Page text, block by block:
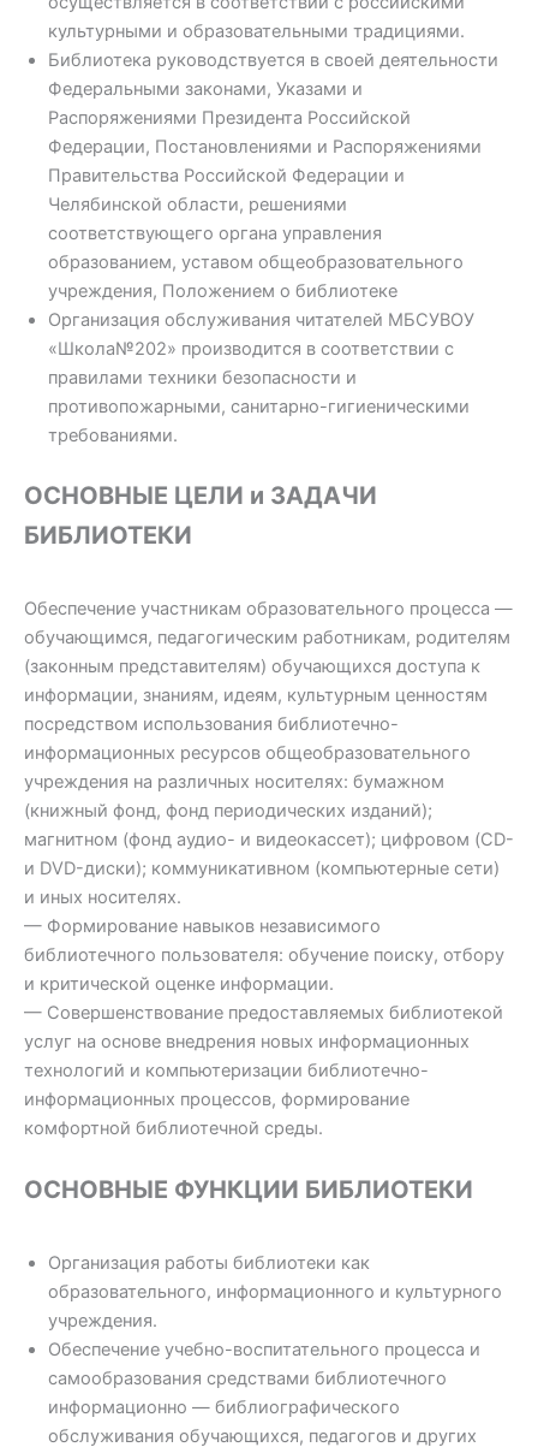
культурными и образовательными традициями.
Библиотека руководствуется в своей деятельности
Федеральными законами, Указами и
Распоряжениями Президента Российской
Федерации, Постановлениями и Распоряжениями
Правительства Российской Федерации и
Челябинской области, решениями
соответствующего органа управления
образованием, уставом общеобразовательного
учреждения, Положением о библиотеке
Организация обслуживания читателей МБСУВОУ
«Школа№202» производится в соответствии с
правилами техники безопасности и
противопожарными, санитарно-гигиеническими
требованиями.
ОСНОВНЫЕ ЦЕЛИ и ЗАДАЧИ
БИБЛИОТЕКИ
Обеспечение участникам образовательного процесса —
обучающимся, педагогическим работникам, родителям
(законным представителям) обучающихся доступа к
информации, знаниям, идеям, культурным ценностям
посредством использования библиотечно-
информационных ресурсов общеобразовательного
учреждения на различных носителях: бумажном
(книжный фонд, фонд периодических изданий);
магнитном (фонд аудио- и видеокассет); цифровом (CD-
и DVD-диски); коммуникативном (компьютерные сети)
и иных носителях.
— Формирование навыков независимого
библиотечного пользователя: обучение поиску, отбору
и критической оценке информации.
— Совершенствование предоставляемых библиотекой
услуг на основе внедрения новых информационных
технологий и компьютеризации библиотечно-
информационных процессов, формирование
комфортной библиотечной среды.
ОСНОВНЫЕ ФУНКЦИИ БИБЛИОТЕКИ
Организация работы библиотеки как
образовательного, информационного и культурного
учреждения.
Обеспечение учебно-воспитательного процесса и
самообразования средствами библиотечного
информационно — библиографического
обслуживания обучающихся, педагогов и других